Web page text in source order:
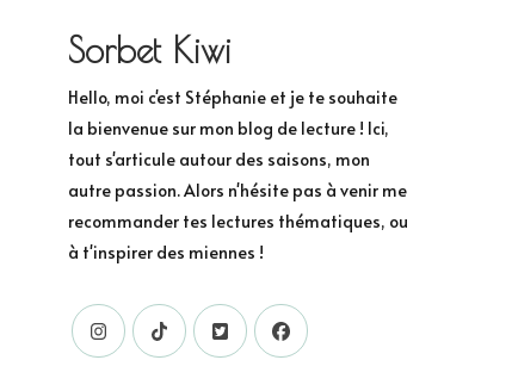
Sorbet Kiwi
Hello, moi c'est Stéphanie et je te souhaite
la bienvenue sur mon blog de lecture ! Ici,
tout s'articule autour des saisons, mon
autre passion. Alors n'hésite pas à venir me
recommander tes lectures thématiques, ou
à t'inspirer des miennes !